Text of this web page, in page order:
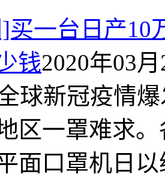
买一台日产10
钱2020年03
球新冠疫情
区一罩难求
面口罩机日